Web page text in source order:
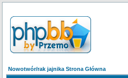
Nowotwór/rak jajnika Strona Główna